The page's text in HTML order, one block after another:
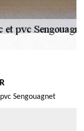
Sengouagnet